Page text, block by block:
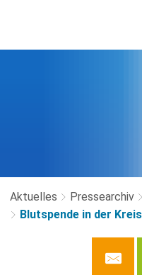
Aktuelles Pressearchiv
Blutspende in der